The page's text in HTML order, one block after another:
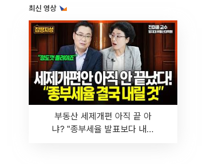
최신 영상
부동산 세제개편 아직 끝 아
냐? "종부세율 발표보다 내릴